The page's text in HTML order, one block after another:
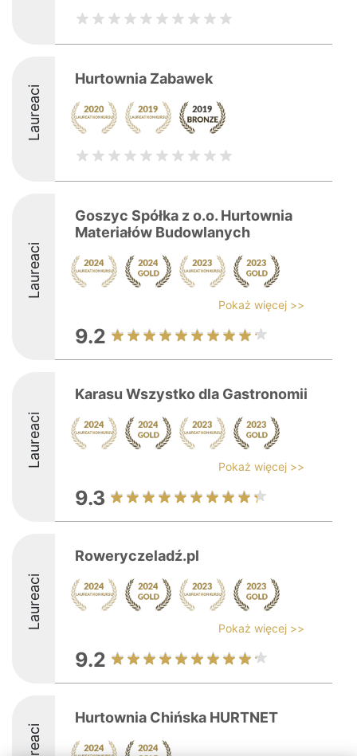
Laureaci
Hurtownia Zabawek
Laureaci
Goszyc Spółka z o.o. Hurtownia
Materiałów Budowlanych
Pokaż więcej >>
9.2
Laureaci
Karasu Wszystko dla Gastronomii
Pokaż więcej >>
9.3
Laureaci
Roweryczeladź.pl
Pokaż więcej >>
9.2
Hurtownia Chińska HURTNET